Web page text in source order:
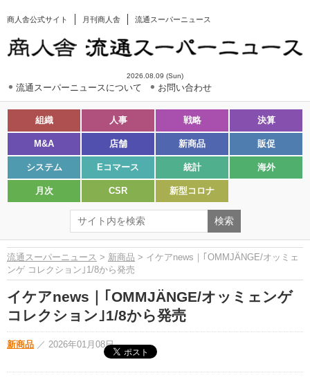
商人舎公式サイト 月刊商人舎 流通スーパーニュース
2026.08.09 (Sun)
流通スーパーニュースについて お問い合わせ
組織 人事 戦略 決算
M&A 店舗 新商品 販促
システム Eコマース 統計 海外
月次 CSR 新型コロナ
流通スーパーニュース > 新商品 > イケアnews｜｢OMMJÄNGE/オッミェ
ンゲ コレクション｣1/8から発売
イケアnews｜｢OMMJÄNGE/オッミェンゲ
コレクション｣1/8から発売
新商品 ／ 2026年01月08日